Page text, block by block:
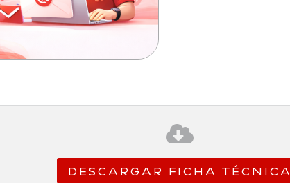

DESCARGAR FICHA TÉCNICA